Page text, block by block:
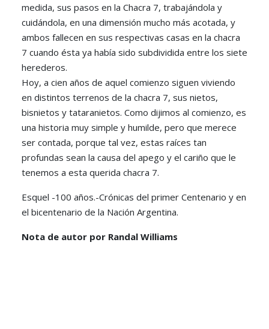
medida, sus pasos en la Chacra 7, trabajándola y
cuidándola, en una dimensión mucho más acotada, y
ambos fallecen en sus respectivas casas en la chacra
7 cuando ésta ya había sido subdividida entre los siete
herederos.
Hoy, a cien años de aquel comienzo siguen viviendo
en distintos terrenos de la chacra 7, sus nietos,
bisnietos y tataranietos. Como dijimos al comienzo, es
una historia muy simple y humilde, pero que merece
ser contada, porque tal vez, estas raíces tan
profundas sean la causa del apego y el cariño que le
tenemos a esta querida chacra 7.
Esquel -100 años.-Crónicas del primer Centenario y en
el bicentenario de la Nación Argentina.
Nota de autor por Randal Williams